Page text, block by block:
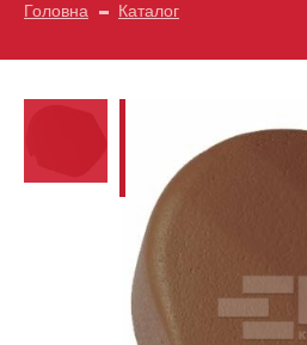
Головна Каталог